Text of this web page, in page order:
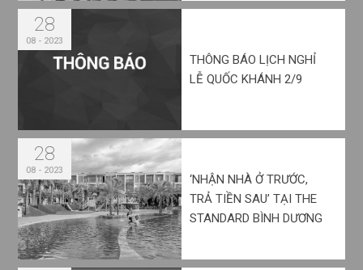
28
08 - 2023
THÔNG BÁO LỊCH NGHỈ
LỄ QUỐC KHÁNH 2/9
28
08 - 2023
‘NHẬN NHÀ Ở TRƯỚC,
TRẢ TIỀN SAU’ TẠI THE
STANDARD BÌNH DƯƠNG